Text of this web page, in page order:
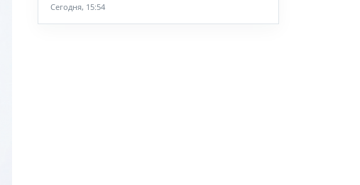
Сегодня, 15:54